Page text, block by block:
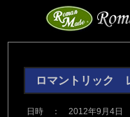
ロマントリック
日時 ： 2012年9月4日